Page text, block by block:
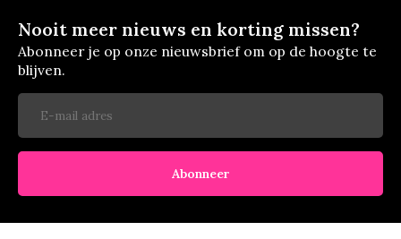
Nooit meer nieuws en korting missen?
Abonneer je op onze nieuwsbrief om op de hoogte te
blijven.
Abonneer